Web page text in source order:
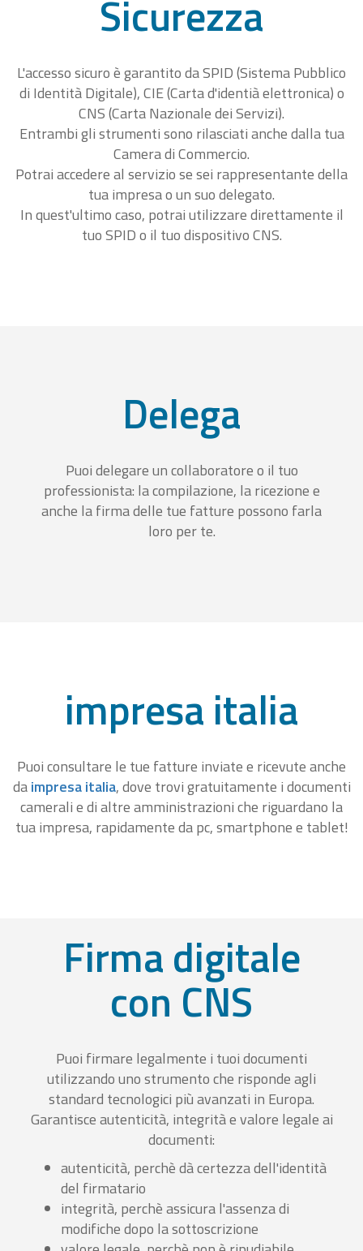
Sicurezza
L'accesso sicuro è garantito da SPID (Sistema Pubblico
di Identità Digitale), CIE (Carta d'identià elettronica) o
CNS (Carta Nazionale dei Servizi).
Entrambi gli strumenti sono rilasciati anche dalla tua
Camera di Commercio.
Potrai accedere al servizio se sei rappresentante della
tua impresa o un suo delegato.
In quest'ultimo caso, potrai utilizzare direttamente il
tuo SPID o il tuo dispositivo CNS.
Delega
Puoi delegare un collaboratore o il tuo
professionista: la compilazione, la ricezione e
anche la firma delle tue fatture possono farla
loro per te.
impresa italia
Puoi consultare le tue fatture inviate e ricevute anche
daimpresa italia, dove trovi gratuitamente i documenti
camerali e di altre amministrazioni che riguardano la
tua impresa, rapidamente da pc, smartphone e tablet!
Firma digitale
con CNS
Puoi firmare legalmente i tuoi documenti
utilizzando uno strumento che risponde agli
standard tecnologici più avanzati in Europa.
Garantisce autenticità, integrità e valore legale ai
documenti:
autenticità, perchè dà certezza dell'identità
del firmatario
integrità, perchè assicura l'assenza di
modifiche dopo la sottoscrizione